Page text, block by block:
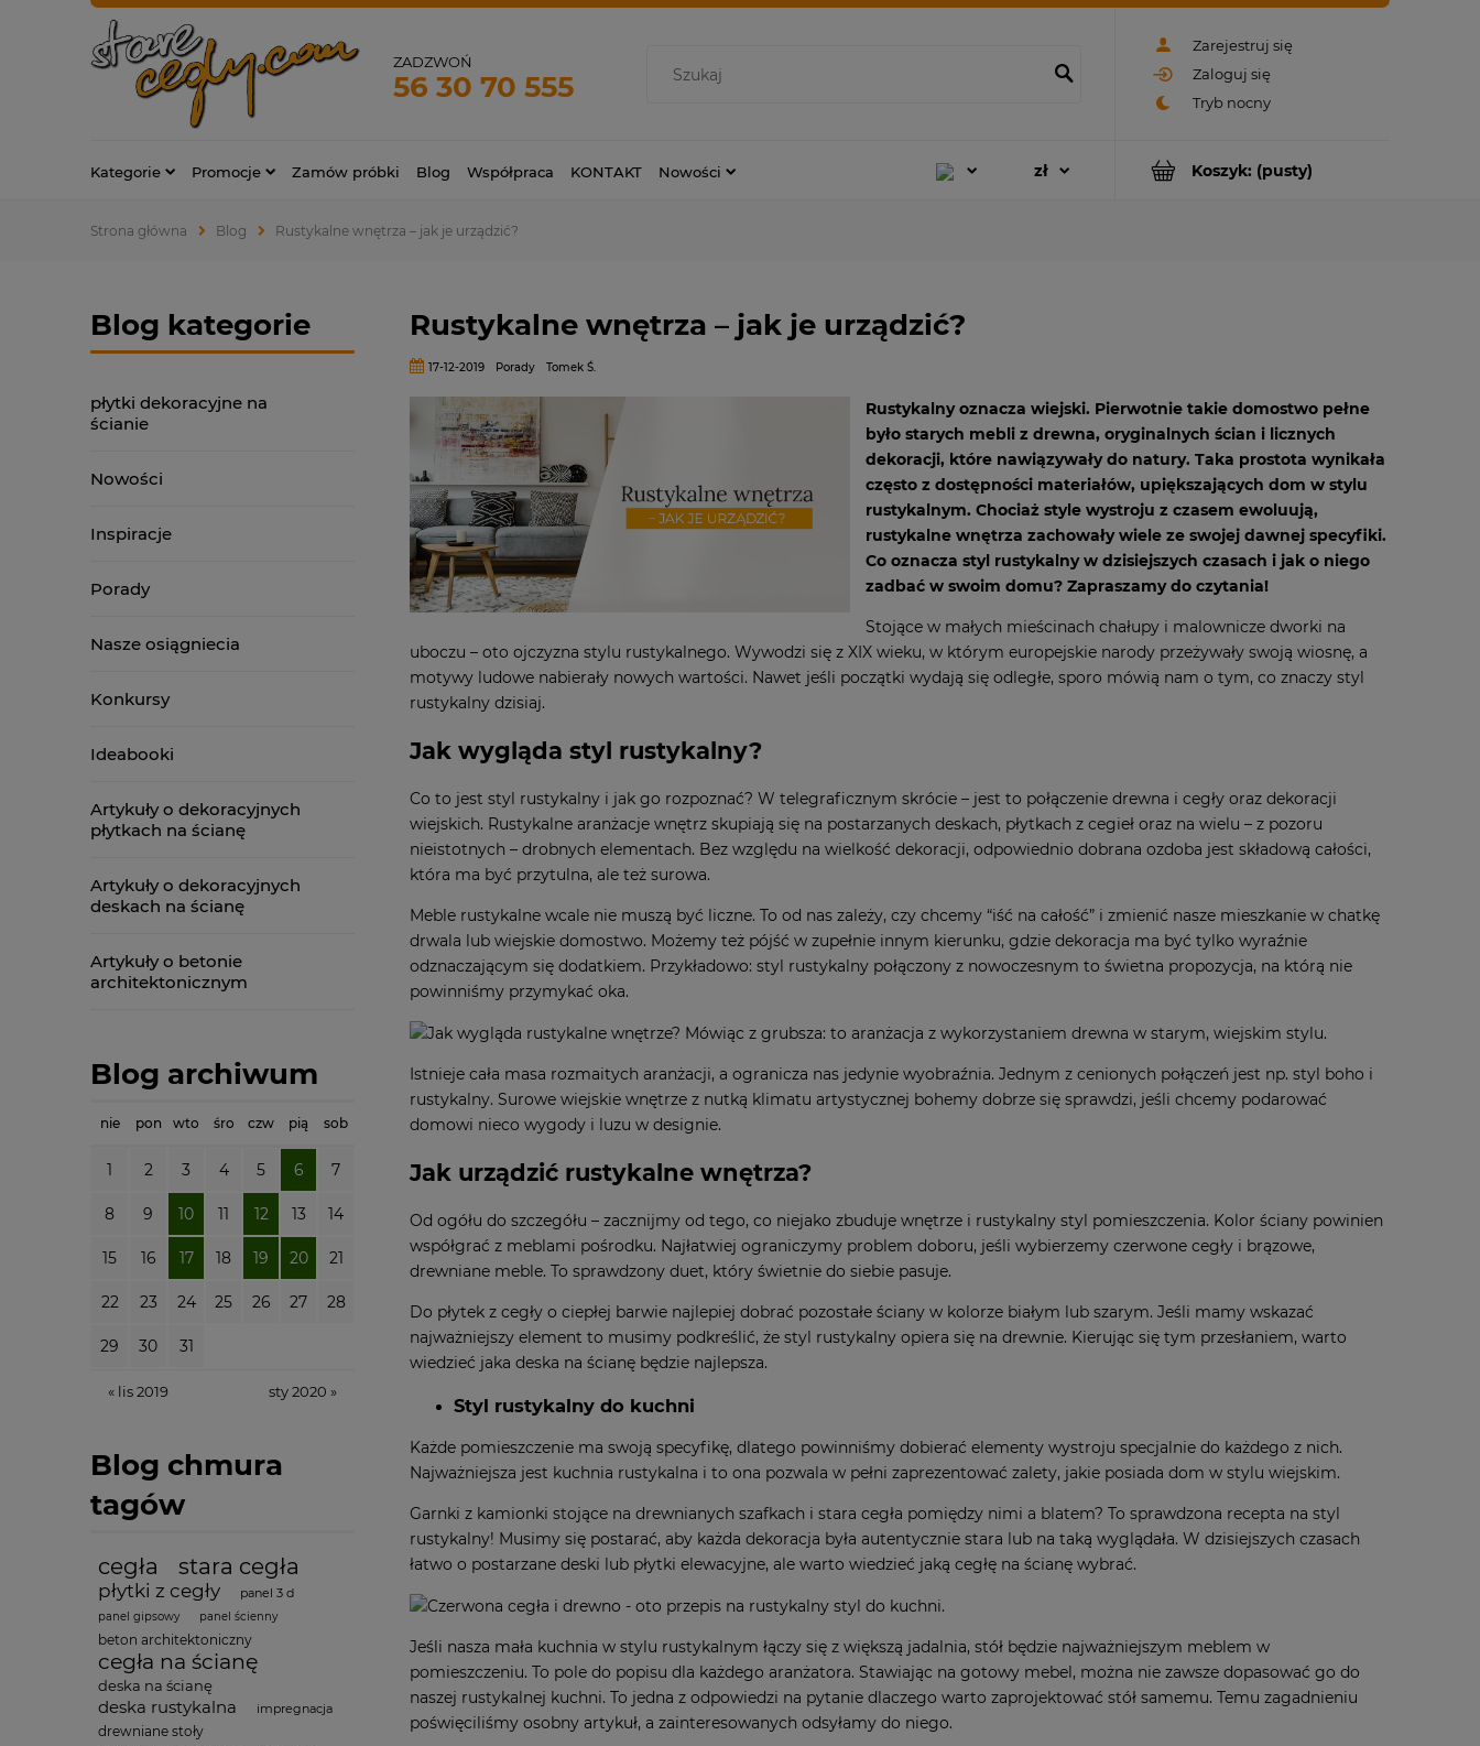
Zarejestruj się
Zaloguj się
ZADZWOŃ
56 30 70 555
Koszyk: (pusty)
Kategorie Promocje Zamów próbki Blog Współpraca KONTAKT Nowości
Strona główna Blog Rustykalne wnętrza – jak je urządzić?
Blog kategorie
płytki dekoracyjne na
ścianie
Nowości
Inspiracje
Porady
Nasze osiągniecia
Konkursy
Ideabooki
Artykuły o dekoracyjnych
płytkach na ścianę
Artykuły o dekoracyjnych
deskach na ścianę
Artykuły o betonie
architektonicznym
Blog archiwum
nie pon wto śro czw pią sob
1 2 3 4 5 6 7
8 9 10 11 12 13 14
15 16 17 18 19 20 21
22 23 24 25 26 27 28
29 30 31
« lis 2019 sty 2020 »
Blog chmura
tagów
cegła stara cegła
płytki z cegły panel 3 d
panel gipsowy panel ścienny
beton architektoniczny
cegła na ścianę
deska na ścianę
deska rustykalna impregnacja
drewniane stoły
Rustykalne wnętrza – jak je urządzić?
17-12-2019 Porady Tomek Ś.
Rustykalny oznacza wiejski. Pierwotnie takie domostwo pełne
było starych mebli z drewna, oryginalnych ścian i licznych
dekoracji, które nawiązywały do natury. Taka prostota wynikała
często z dostępności materiałów, upiększających dom w stylu
rustykalnym. Chociaż style wystroju z czasem ewoluują,
rustykalne wnętrza zachowały wiele ze swojej dawnej specyfiki.
Co oznacza styl rustykalny w dzisiejszych czasach i jak o niego
zadbać w swoim domu? Zapraszamy do czytania!
Stojące w małych mieścinach chałupy i malownicze dworki na
uboczu – oto ojczyzna stylu rustykalnego. Wywodzi się z XIX wieku, w którym europejskie narody przeżywały swoją wiosnę, a
motywy ludowe nabierały nowych wartości. Nawet jeśli początki wydają się odległe, sporo mówią nam o tym, co znaczy styl
rustykalny dzisiaj.
Jak wygląda styl rustykalny?
Co to jest styl rustykalny i jak go rozpoznać? W telegraficznym skrócie – jest to połączenie drewna i cegły oraz dekoracji
wiejskich. Rustykalne aranżacje wnętrz skupiają się na postarzanych deskach, płytkach z cegieł oraz na wielu – z pozoru
nieistotnych – drobnych elementach. Bez względu na wielkość dekoracji, odpowiednio dobrana ozdoba jest składową całości,
która ma być przytulna, ale też surowa.
Meble rustykalne wcale nie muszą być liczne. To od nas zależy, czy chcemy “iść na całość” i zmienić nasze mieszkanie w chatkę
drwala lub wiejskie domostwo. Możemy też pójść w zupełnie innym kierunku, gdzie dekoracja ma być tylko wyraźnie
odznaczającym się dodatkiem. Przykładowo: styl rustykalny połączony z nowoczesnym to świetna propozycja, na którą nie
powinniśmy przymykać oka.
Istnieje cała masa rozmaitych aranżacji, a ogranicza nas jedynie wyobraźnia. Jednym z cenionych połączeń jest np. styl boho i
rustykalny. Surowe wiejskie wnętrze z nutką klimatu artystycznej bohemy dobrze się sprawdzi, jeśli chcemy podarować
domowi nieco wygody i luzu w designie.
Jak urządzić rustykalne wnętrza?
Od ogółu do szczegółu – zacznijmy od tego, co niejako zbuduje wnętrze i rustykalny styl pomieszczenia. Kolor ściany powinien
współgrać z meblami pośrodku. Najłatwiej ograniczymy problem doboru, jeśli wybierzemy czerwone cegły i brązowe,
drewniane meble. To sprawdzony duet, który świetnie do siebie pasuje.
Do płytek z cegły o ciepłej barwie najlepiej dobrać pozostałe ściany w kolorze białym lub szarym. Jeśli mamy wskazać
najważniejszy element to musimy podkreślić, że styl rustykalny opiera się na drewnie. Kierując się tym przesłaniem, warto
wiedzieć jaka deska na ścianę będzie najlepsza.
Styl rustykalny do kuchni
Każde pomieszczenie ma swoją specyfikę, dlatego powinniśmy dobierać elementy wystroju specjalnie do każdego z nich.
Najważniejsza jest kuchnia rustykalna i to ona pozwala w pełni zaprezentować zalety, jakie posiada dom w stylu wiejskim.
Garnki z kamionki stojące na drewnianych szafkach i stara cegła pomiędzy nimi a blatem? To sprawdzona recepta na styl
rustykalny! Musimy się postarać, aby każda dekoracja była autentycznie stara lub na taką wyglądała. W dzisiejszych czasach
łatwo o postarzane deski lub płytki elewacyjne, ale warto wiedzieć jaką cegłę na ścianę wybrać.
Jeśli nasza mała kuchnia w stylu rustykalnym łączy się z większą jadalnia, stół będzie najważniejszym meblem w
pomieszczeniu. To pole do popisu dla każdego aranżatora. Stawiając na gotowy mebel, można nie zawsze dopasować go do
naszej rustykalnej kuchni. To jedna z odpowiedzi na pytanie dlaczego warto zaprojektować stół samemu. Temu zagadnieniu
poświęciliśmy osobny artykuł, a zainteresowanych odsyłamy do niego.